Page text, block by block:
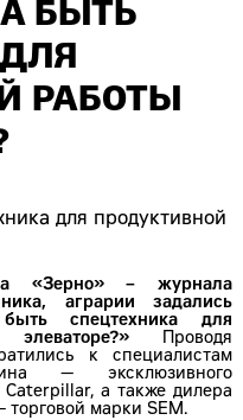
БЫТЬ
РАБОТЫ
«Зерно» – журнала
аграрии задались
спецтехника для
элеваторе?» Проводя
к специалистам
— эксклюзивного
а также дилера
марки SEM.